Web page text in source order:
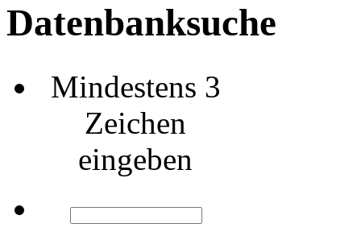
Datenbanksuche
Mindestens 3
Zeichen
eingeben